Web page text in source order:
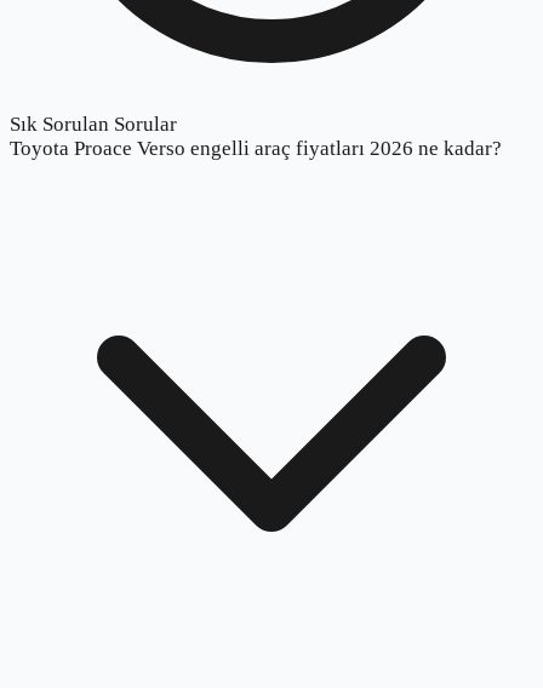
Sık Sorulan Sorular
Toyota Proace Verso engelli araç fiyatları 2026 ne kadar?